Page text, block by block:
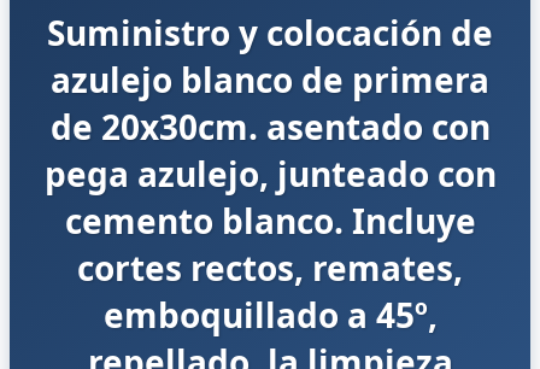
Suministro y colocación de
azulejo blanco de primera
de 20x30cm. asentado con
pega azulejo, junteado con
cemento blanco. Incluye
cortes rectos, remates,
emboquillado a 45º,